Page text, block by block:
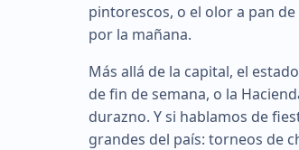
pintorescos, o el olor a pan
por la mañana.
Más allá de la capital, el
de fin de semana, o la
durazno. Y si hablamos de
grandes del país: torneos de